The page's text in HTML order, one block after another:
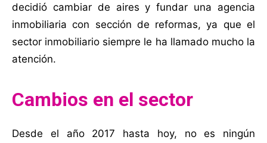
decidió cambiar de aires y fundar una agencia
inmobiliaria con sección de reformas, ya que el
sector inmobiliario siempre le ha llamado mucho la
atención.
Cambios en el sector
Desde el año 2017 hasta hoy, no es ningún